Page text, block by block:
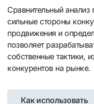
Сравнительный
сильные стороны
продвижения и
позволяет
собственные тактики,
конкурентов на рынке.
Навигация
Как использовать